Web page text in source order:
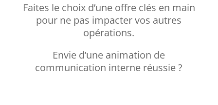
Faites le choix d’une offre clés en main
pour ne pas impacter vos autres
opérations.
Envie d’une animation de
communication interne réussie ?